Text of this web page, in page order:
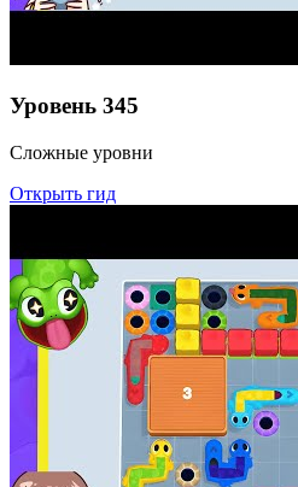
Уровень 345
Сложные уровни
Открыть гид